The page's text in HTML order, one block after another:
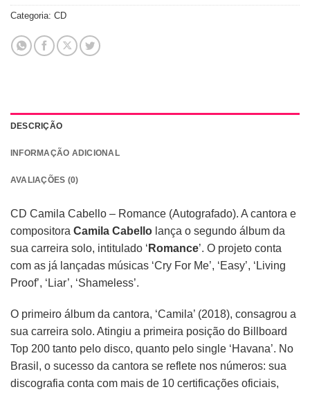
Categoria: CD
DESCRIÇÃO
INFORMAÇÃO ADICIONAL
AVALIAÇÕES (0)
CD Camila Cabello – Romance (Autografado). A cantora e
compositora Camila Cabello lança o segundo álbum da
sua carreira solo, intitulado ‘ Romance’. O projeto conta
com as já lançadas músicas ‘Cry For Me’, ‘Easy’, ‘Living
Proof’, ‘Liar’, ‘Shameless’.
O primeiro álbum da cantora, ‘Camila’ (2018), consagrou a
sua carreira solo. Atingiu a primeira posição do Billboard
Top 200 tanto pelo disco, quanto pelo single ‘Havana’. No
Brasil, o sucesso da cantora se reflete nos números: sua
discografia conta com mais de 10 certificações oficiais,